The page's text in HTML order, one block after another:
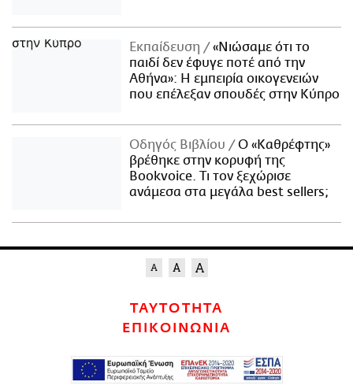
Εκπαίδευση
«Νιώσαμε ότι το
παιδί δεν έφυγε ποτέ από την
Αθήνα»: Η εμπειρία οικογενειών
που επέλεξαν σπουδές στην Κύπρο
Οδηγός Βιβλίου
Ο «Καθρέφτης»
βρέθηκε στην κορυφή της
Bookvoice. Τι τον ξεχώρισε
ανάμεσα στα μεγάλα best sellers;
ΤΑΥΤΟΤΗΤΑ
ΕΠΙΚΟΙΝΩΝΙΑ